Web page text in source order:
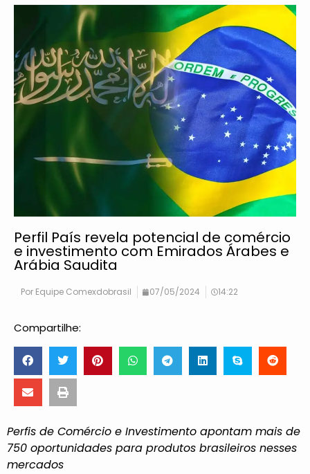
Perfil País revela potencial de comércio
e investimento com Emirados Árabes e
Arábia Saudita
Por Equipe Comexdobrasil 07/05/2024 14:22
Compartilhe:
Perfis de Comércio e Investimento apontam mais de
750 oportunidades para produtos brasileiros nesses
mercados